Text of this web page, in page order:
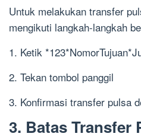
Untuk melakukan transfer
mengikuti langkah-langkah
1. Ketik
2. Tekan tombol panggil
3. Konfirmasi transfer pulsa
3. Batas Transfer